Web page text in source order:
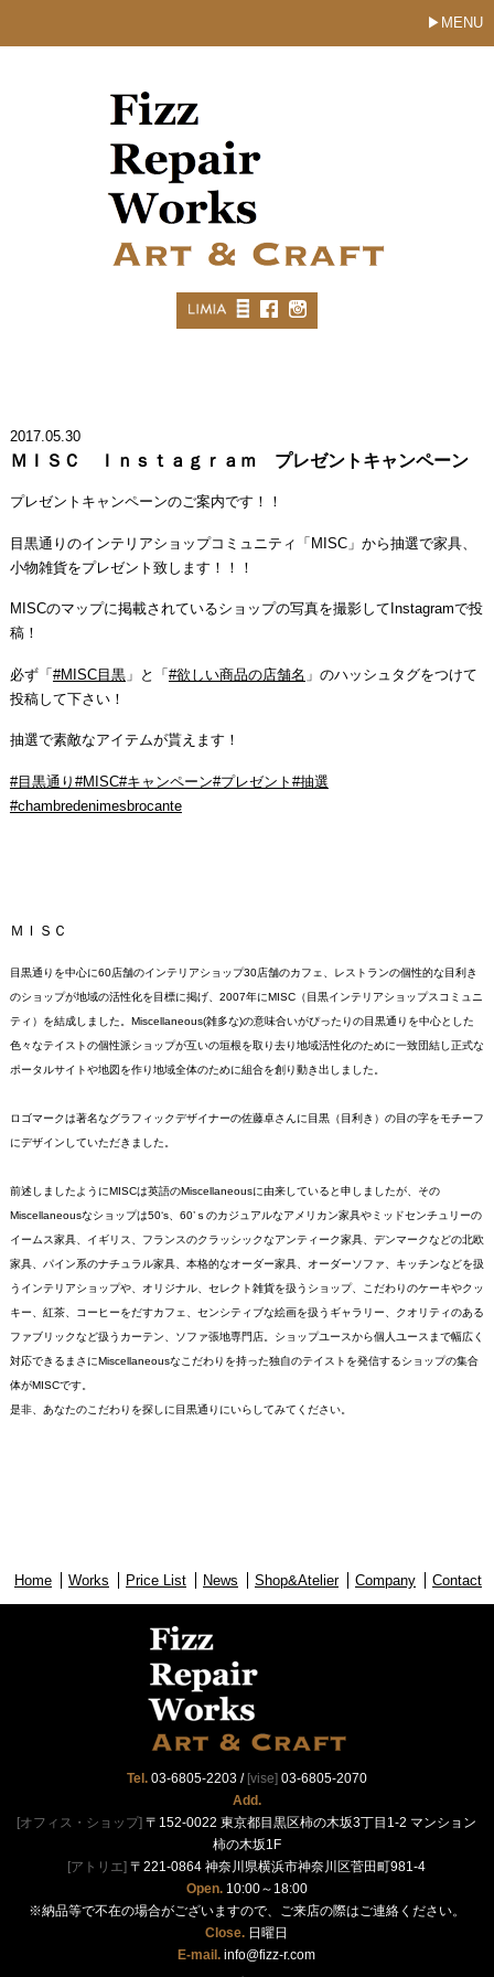
MENU
2017.05.30
ＭＩＳＣ Ｉｎｓｔａｇｒａｍ プレゼントキャンペーン
プレゼントキャンペーンのご案内です！！
目黒通りのインテリアショップコミュニティ「MISC」から抽選で家具、
小物雑貨をプレゼント致します！！！
MISCのマップに掲載されているショップの写真を撮影してInstagramで投
稿！
必ず「 #MISC目黒」と「 #欲しい商品の店舗名 」のハッシュタグをつけて
投稿して下さい！
抽選で素敵なアイテムが貰えます！
#目黒通り #MISC#キャンペーン#プレゼント #抽選
#chambredenimesbrocante
ＭＩＳＣ
目黒通りを中心に60店舗のインテリアショップ30店舗のカフェ、レストランの個性的な目利き
のショップが地域の活性化を目標に掲げ、2007年にMISC（目黒インテリアショップスコミュニ
ティ）を結成しました。Miscellaneous(雑多な)の意味合いがぴったりの目黒通りを中心とした
色々なテイストの個性派ショップが互いの垣根を取り去り地域活性化のために一致団結し正式な
ポータルサイトや地図を作り地域全体のために組合を創り動き出しました。
ロゴマークは著名なグラフィックデザイナーの佐藤卓さんに目黒（目利き）の目の字をモチーフ
にデザインしていただきました。
前述しましたようにMISCは英語のMiscellaneousに由来していると申しましたが、その
Miscellaneousなショップは50‘s、60’ｓのカジュアルなアメリカン家具やミッドセンチュリーの
イームス家具、イギリス、フランスのクラッシックなアンティーク家具、デンマークなどの北欧
家具、パイン系のナチュラル家具、本格的なオーダー家具、オーダーソファ、キッチンなどを扱
うインテリアショップや、オリジナル、セレクト雑貨を扱うショップ、こだわりのケーキやクッ
キー、紅茶、コーヒーをだすカフェ、センシティブな絵画を扱うギャラリー、クオリティのある
ファブリックなど扱うカーテン、ソファ張地専門店。ショップユースから個人ユースまで幅広く
対応できるまさにMiscellaneousなこだわりを持った独自のテイストを発信するショップの集合
体がMISCです。
是非、あなたのこだわりを探しに目黒通りにいらしてみてください。
Home Works Price List News Shop&Atelier Company Contact
Tel. 03-6805-2203/ [vise] 03-6805-2070
Add.
[オフィス・ショップ] 〒152-0022 東京都目黒区柿の木坂3丁目1-2 マンション
柿の木坂1F
[アトリエ] 〒221-0864 神奈川県横浜市神奈川区菅田町981-4
Open.10:00～18:00
※納品等で不在の場合がございますので、ご来店の際はご連絡ください。
Close. 日曜日
E-mail. info@fizz-r.com